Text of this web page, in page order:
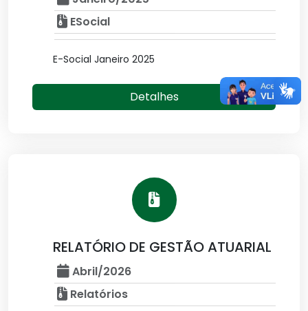
ESocial
E-Social Janeiro 2025
Detalhes
RELATÓRIO DE GESTÃO ATUARIAL
Abril/2026
Relatórios